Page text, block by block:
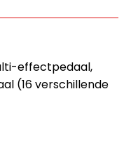
effectpedaal,
(16 verschillende